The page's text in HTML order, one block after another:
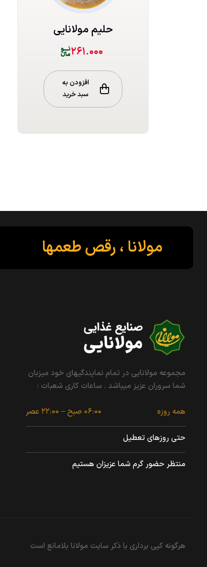
حلیم مولانایی
۲۶۱.۰۰۰
افزودن به
سبد خرید
مولانا ، رقص طعمها
مجموعه مولانایی در تمام نمایندگیهای خود میزبان
شما سروران عزیز میباشد . ساعات کاری شعبات :
همه روزه ۰۶:۰۰ صبح – ۲۲:۰۰ عصر
حتی روزهای تعطیل
منتظر حضور گرم شما عزیزان هستیم
هرگونه کپی برداری با ذکر سایت مولانا بلامانع است